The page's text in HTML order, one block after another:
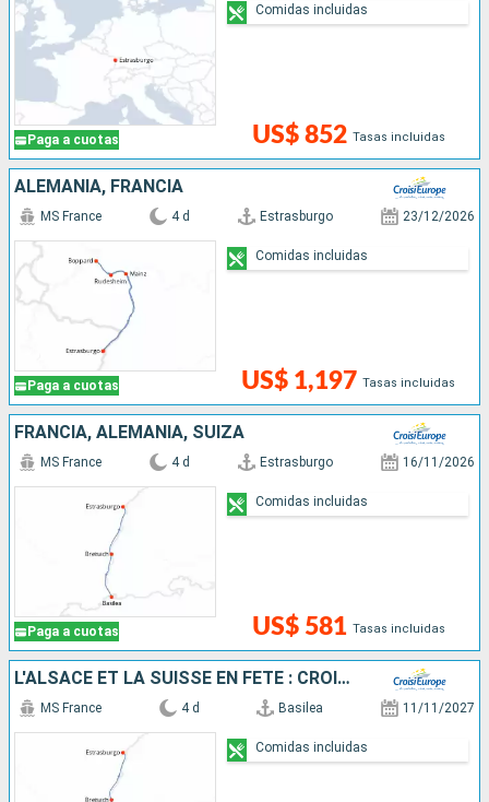
Paga a cuotas US$ 852 Tasas incluidas
Comidas incluidas
ALEMANIA, FRANCIA
Paga a cuotas
MS France 4 d Estrasburgo 23/12/2026
US$ 1,197 Tasas incluidas
Comidas incluidas
FRANCIA, ALEMANIA, SUIZA
Paga a cuotas
MS France 4 d Estrasburgo 16/11/2026
US$ 581 Tasas incluidas
Comidas incluidas
L'ALSACE ET LA SUISSE EN FÊTE : CROISIÈRE ALLIANT UN SAVOIR-FAIRE EXCEPTIONNEL, DES SAVEURS UNIQUES ET UNE CULTURE LOCALE INCOMPARABLE
MS France 4 d Basilea 11/11/2027
Comidas incluidas